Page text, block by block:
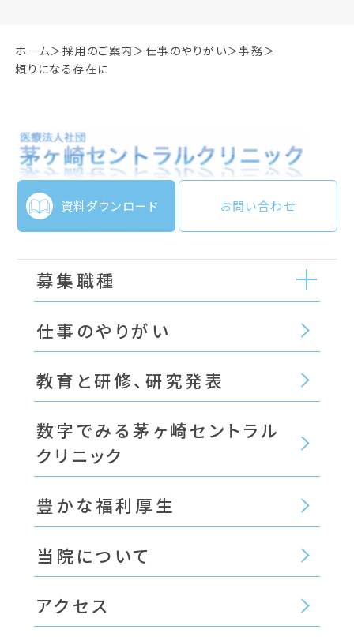
ホーム 採用のご案内 仕事のやりがい
事務
頼りになる存在に
資料ダウンロード お問い合わせ
募集職種
仕事のやりがい
教育と研修、研究発表
数字でみる茅ヶ崎セントラル
クリニック
豊かな福利厚生
当院について
アクセス